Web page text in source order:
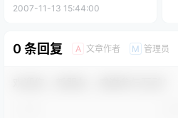
2007-11-13 15:44:00
0 条回复 A 文章作者 M 管理员